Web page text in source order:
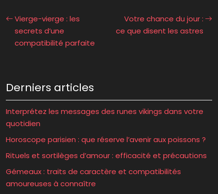
Vierge-vierge : les
secrets d’une
compatibilité parfaite
Votre chance du jour :
ce que disent les astres
Derniers articles
Interprétez les messages des runes vikings dans votre
quotidien
Horoscope parisien : que réserve l’avenir aux poissons ?
Rituels et sortilèges d’amour : efficacité et précautions
Gémeaux : traits de caractère et compatibilités
amoureuses à connaître